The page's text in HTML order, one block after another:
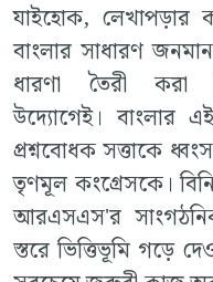
যাইহোক, লেখাপড়ার
বাংলার সাধারণ
ধারণা তৈরী করা
উদ্যোগেই। বাংলার
প্রশ্নবোধক সত্তাকে
তৃণমূল কংগ্রেসকে।
আরএসএস'র
স্তরে ভিত্তিভূমি গড়ে